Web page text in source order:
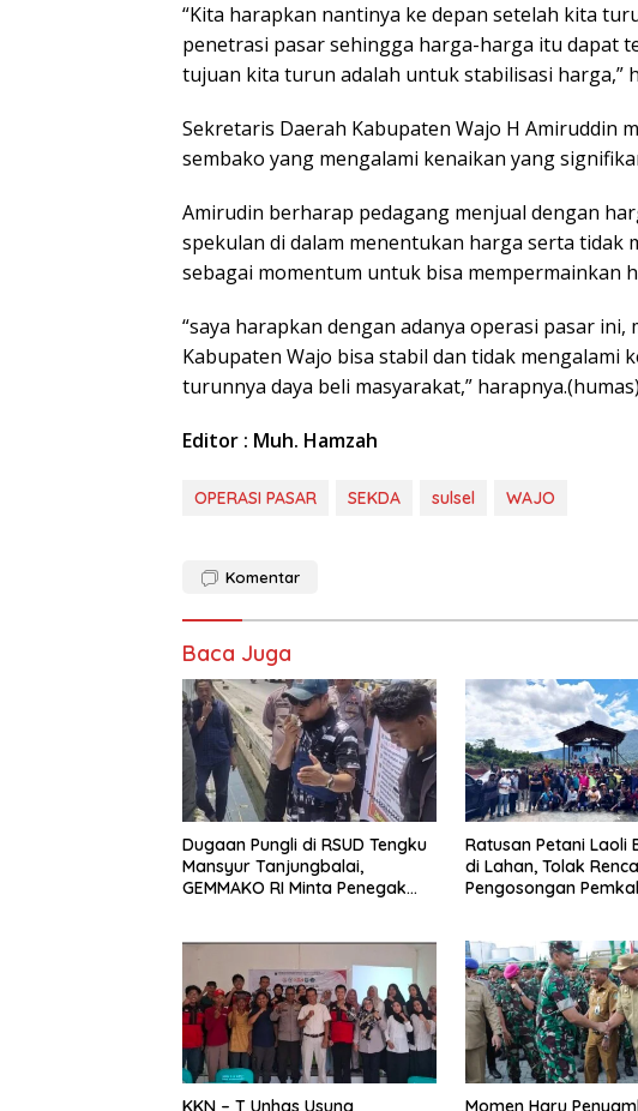
“Kita harapkan nantinya ke depan setelah kita
penetrasi pasar sehingga harga-harga itu dapat
tujuan kita turun adalah untuk stabilisasi harga,”
Sekretaris Daerah Kabupaten Wajo H Amiruddin
sembako yang mengalami kenaikan yang
Amirudin berharap pedagang menjual dengan
spekulan di dalam menentukan harga serta tidak
sebagai momentum untuk bisa mempermainkan
“saya harapkan dengan adanya operasi pasar
Kabupaten Wajo bisa stabil dan tidak mengalami
turunnya daya beli masyarakat,” harapnya.(humas)
Editor : Muh. Hamzah
OPERASI PASAR SEKDA sulsel WAJO
Komentar
Baca Juga
Dugaan Pungli di RSUD Tengku
Mansyur Tanjungbalai,
GEMMAKO RI Minta Penegak
Ratusan Petani Laoli
di Lahan, Tolak
Pengosongan
KKN – T Unhas Usung
Momen Haru